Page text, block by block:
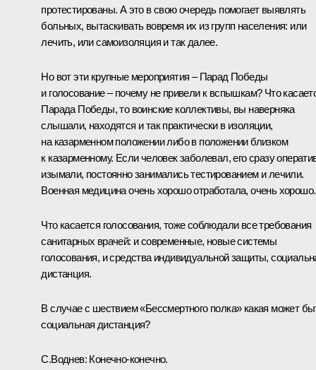
протестированы. А это в свою очередь помогает выявлять
больных, вытаскивать вовремя их из групп населения: или
лечить, или самоизоляция и так далее.
Но вот эти крупные мероприятия – Парад Победы
и голосование – почему не привели к вспышкам? Что
Парада Победы, то воинские коллективы, вы наверняка
слышали, находятся и так практически в изоляции,
на казарменном положении либо в положении близком
к казарменному. Если человек заболевал, его сразу
изымали, постоянно занимались тестированием и лечили.
Военная медицина очень хорошо отработала, очень хорошо.
Что касается голосования, тоже соблюдали все требования
санитарных врачей: и современные, новые системы
голосования, и средства индивидуальной защиты,
дистанция.
В случае с шествием «Бессмертного полка» какая может
социальная дистанция?
С.Воднев: Конечно-конечно.